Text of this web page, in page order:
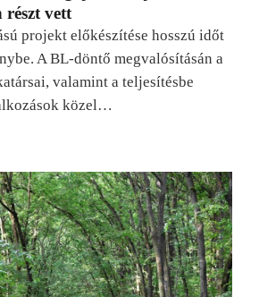
részt vett
projekt előkészítése hosszú időt
A BL-döntő megvalósításán a
valamint a teljesítésbe
közel…